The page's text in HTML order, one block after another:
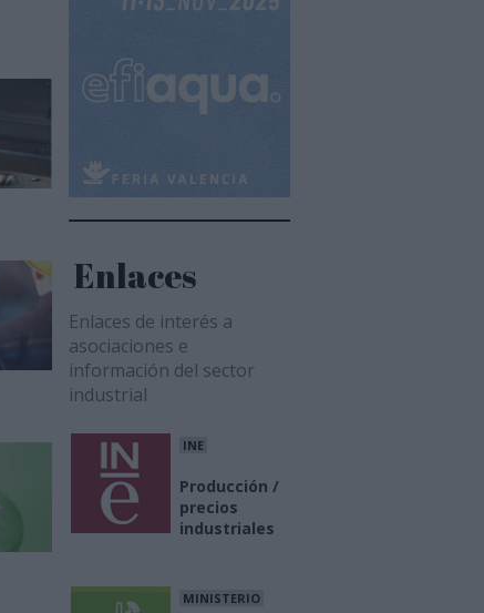
Enlaces
Enlaces de interés a
asociaciones e
información del sector
industrial
INE
Producción /
precios
industriales
MINISTERIO